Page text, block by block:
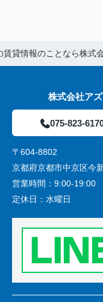
賃貸情報のことなら株式
株式会社ア
075-823-
〒604-8802
京都府京都市中京区今
営業時間： 9:00-19:00
定休日： 水曜日